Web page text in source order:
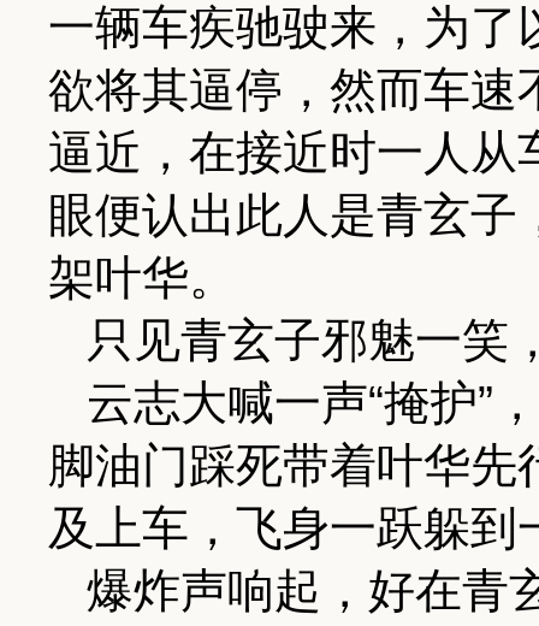
一辆车疾驰驶来，为了
欲将其逼停，然而车速
逼近，在接近时一人从
眼便认出此人是青玄
架叶华。
只见青玄子邪魅一笑
云志大喊一声“掩护”
脚油门踩死带着叶华
及上车，飞身一跃躲到
爆炸声响起，好在青